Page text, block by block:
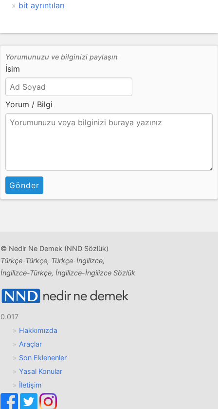
bit ayrıntıları
Yorumunuzu ve bilginizi paylaşın
İsim
Yorum / Bilgi
Gönder
© Nedir Ne Demek (NND Sözlük)
Türkçe-Türkçe, Türkçe-İngilizce,
İngilizce-Türkçe, İngilizce-İngilizce Sözlük
0.017
Hakkımızda
Araçlar
Son Eklenenler
Yasal Konular
İletişim